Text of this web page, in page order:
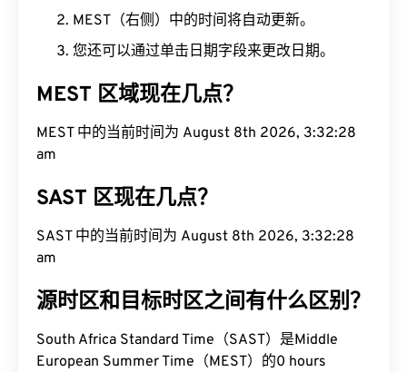
MEST（右侧）中的时间将自动更新。
您还可以通过单击日期字段来更改日期。
MEST 区域现在几点？
MEST 中的当前时间为 August 8th 2026, 3:32:29
am
SAST 区现在几点？
SAST 中的当前时间为 August 8th 2026, 3:32:29
am
源时区和目标时区之间有什么区别？
South Africa Standard Time（SAST）是Middle
European Summer Time（MEST）的0 hours